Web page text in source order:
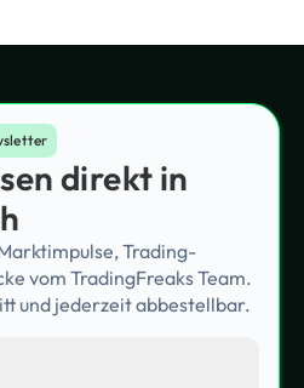
direkt in
Trading-
vom TradingFreaks Team.
und jederzeit abbestellbar.